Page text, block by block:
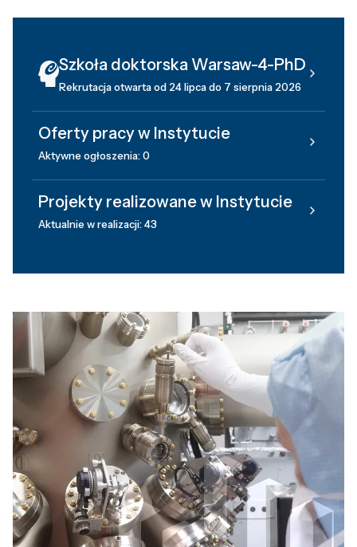
Szkoła doktorska Warsaw-4-PhD
Rekrutacja otwarta od 24 lipca do 7 sierpnia 2026
Oferty pracy w Instytucie
Aktywne ogłoszenia: 0
Projekty realizowane w Instytucie
Aktualnie w realizacji: 43